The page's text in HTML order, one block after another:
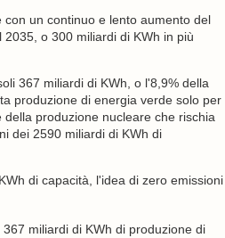
un continuo e lento aumento del
o 300 miliardi di KWh in più
367 miliardi di KWh, o l'8,9% della
produzione di energia verde solo per
produzione nucleare che rischia
dei 2590 miliardi di KWh di
di capacità, l'idea di zero emissioni
miliardi di KWh di produzione di